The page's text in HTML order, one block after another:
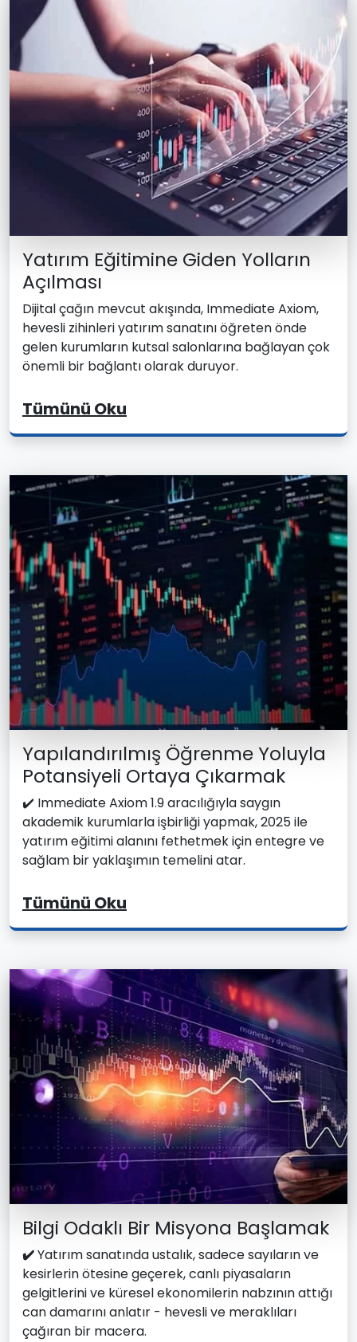
Yatırım Eğitimine Giden Yolların
Açılması
Dijital çağın mevcut akışında, Immediate Axiom,
hevesli zihinleri yatırım sanatını öğreten önde
gelen kurumların kutsal salonlarına bağlayan çok
önemli bir bağlantı olarak duruyor.
Tümünü Oku
Yapılandırılmış Öğrenme Yoluyla
Potansiyeli Ortaya Çıkarmak
✔️ Immediate Axiom 1.9 aracılığıyla saygın
akademik kurumlarla işbirliği yapmak, 2025 ile
yatırım eğitimi alanını fethetmek için entegre ve
sağlam bir yaklaşımın temelini atar.
Tümünü Oku
Bilgi Odaklı Bir Misyona Başlamak
✔️Yatırım sanatında ustalık, sadece sayıların ve
kesirlerin ötesine geçerek, canlı piyasaların
gelgitlerini ve küresel ekonomilerin nabzının attığı
can damarını anlatır - hevesli ve meraklıları
çağıran bir macera.